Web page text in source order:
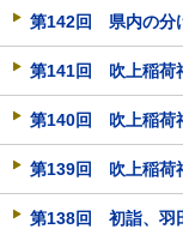
第142回 県内の分
第141回 吹上稲荷
第140回 吹上稲荷
第139回 吹上稲荷
第138回 初詣、羽